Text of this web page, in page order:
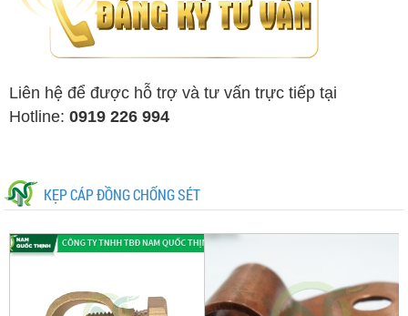
Liên hệ để được hỗ trợ và tư vấn trực tiếp tại
Hotline: 0919 226 994
KẸP CÁP ĐỒNG CHỐNG SÉT